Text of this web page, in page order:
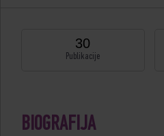
30
Publikacije
BIOGRAFIJA